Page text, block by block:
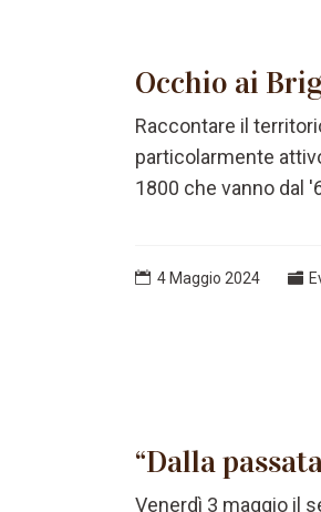
Occhio ai
Raccontare il
particolarmente
1800 che vanno dal
4 Maggio 2024
“Dalla
Venerdì 3 maggio il